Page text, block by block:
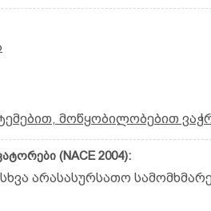
მოწყობილობებით
(NACE 2004):
არასასურსათო